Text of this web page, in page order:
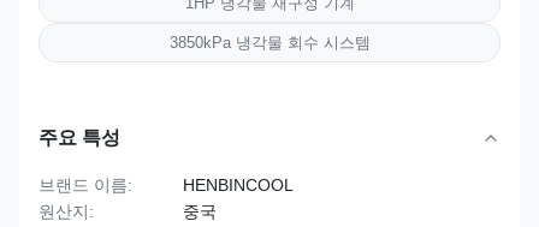
3850kPa 냉각물 회수 시스템
주요 특성
브랜드 이름:
HENBINCOOL
원산지:
중국